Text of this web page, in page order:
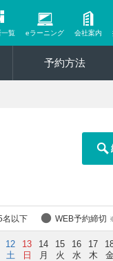
一覧 eラーニング 会社案内
予約方法
名以下 WEB予約締切
12
土
13
日
14
月
15
火
16
水
17
木
金